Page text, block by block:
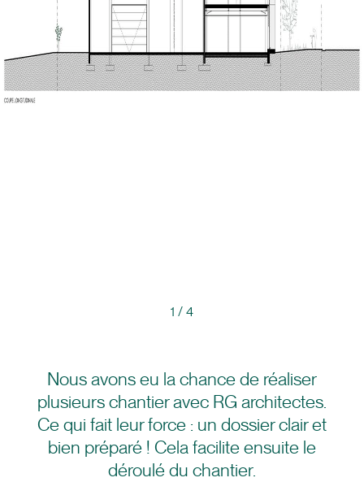
1 / 4
Nous avons eu la chance de réaliser
plusieurs chantier avec RG architectes.
Ce qui fait leur force : un dossier clair et
bien préparé ! Cela facilite ensuite le
déroulé du chantier.